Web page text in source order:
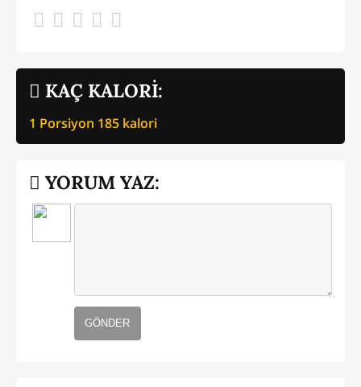
KAÇ KALORİ:
1 Porsiyon 185 kalori
YORUM YAZ:
GÖNDER